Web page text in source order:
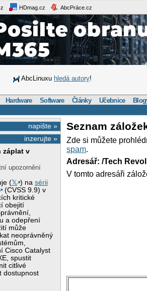
HDmag.cz AbcPráce.cz
AbcLinuxu hledá autory!
Hardware Software Články Učebnice
napište »
inzerujte »
záplat v
upozornění
(𝕏 ) nasérii
(CVSS 9.9) v
kritické
obejití
a odepření
může
neoprávněný
Cisco Catalyst
spustit
citlivé
dostupnost
Seznam
Zde si můžete
spam.
Adresář: /Tech
V tomto adresáři